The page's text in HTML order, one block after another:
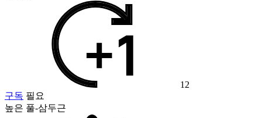
12
구독 필요
높은 풀-삼두근